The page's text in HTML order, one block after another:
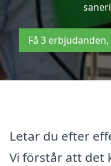
Få 3
Letar du efter
Vi förstår att det